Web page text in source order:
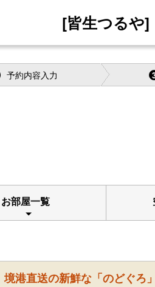
[皆生つるや]
予約内容入力
お部屋一覧
港直送の新鮮な「のどぐろ